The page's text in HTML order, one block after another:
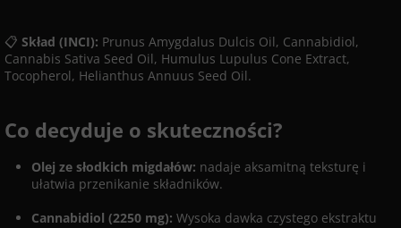
📋 Skład (INCI): Prunus Amygdalus Dulcis Oil, Cannabidiol,
Cannabis Sativa Seed Oil, Humulus Lupulus Cone Extract,
Tocopherol, Helianthus Annuus Seed Oil.
Co decyduje o skuteczności?
Olej ze słodkich migdałów: nadaje aksamitną teksturę i
ułatwia przenikanie składników.
Cannabidiol (2250 mg): Wysoka dawka czystego ekstraktu